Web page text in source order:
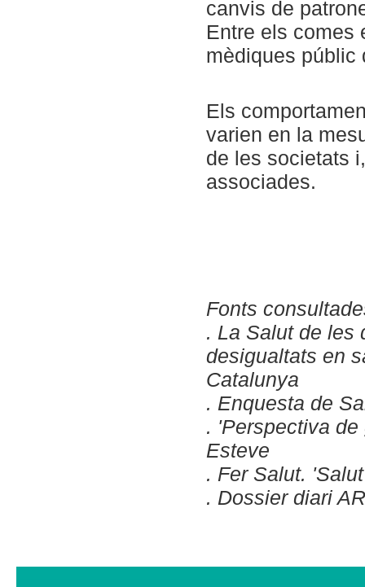
canvis de
Entre els comes
mèdiques públic
Els
varien en la
de les societats
associades.
Fonts
. La Salut de les
desigualtats en
Catalunya
. Enquesta de
. 'Perspectiva
Esteve
. Fer Salut.
. Dossier diari